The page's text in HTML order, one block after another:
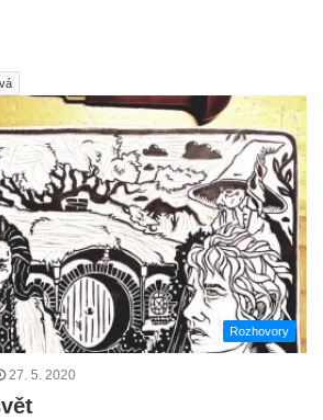
Rozhovory
27. 5. 2020